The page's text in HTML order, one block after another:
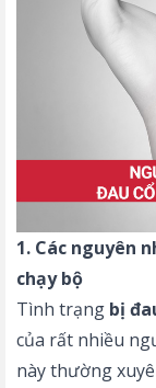
1. Các nguyên
chạy bộ
Tình trạng bị
của rất nhiều
này thường